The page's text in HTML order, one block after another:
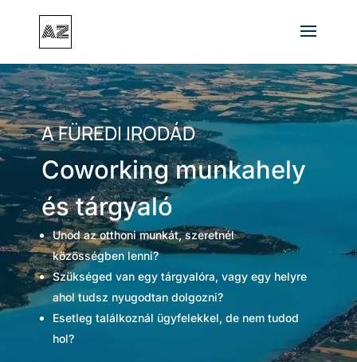
A FÜREDI IRODÁD
Coworking munkahely
és tárgyaló
Unod az otthoni munkát, szeretnél
közösségben lenni?
Szükséged van egy tárgyalóra, vagy egy helyre
ahol tudsz nyugodtan dolgozni?
Esetleg találkoznál ügyfelekkel, de nem tudod
hol?